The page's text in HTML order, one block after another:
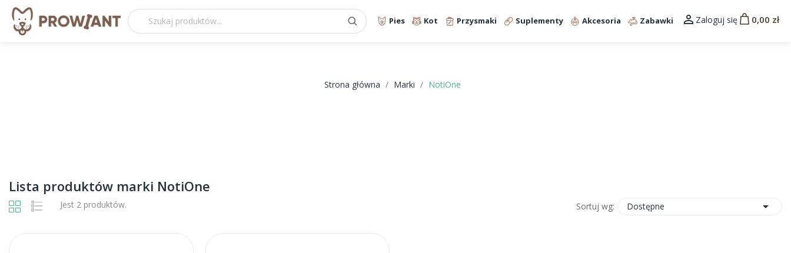
Pies Kot Przysmaki Suplementy Akcesoria Zabawki  Zaloguj się 0,00 zł
Strona główna Marki NotiOne
Lista produktów marki NotiOne
Jest 2 produktów. Sortuj wg: Dostępne 